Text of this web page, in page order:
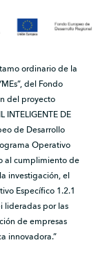
ordinario de la
del Fondo
del proyecto
INTELIGENTE DE
de Desarrollo
Operativo
al cumplimiento de
investigación, el
Específico 1.2.1
lideradas por las
de empresas
innovadora.”